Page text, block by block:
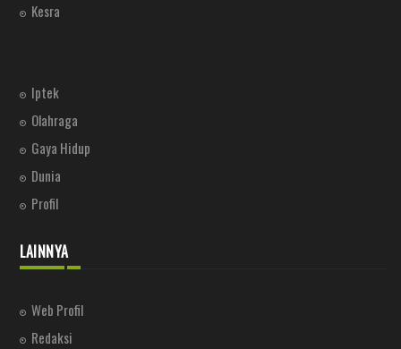
Kesra
Iptek
Olahraga
Gaya Hidup
Dunia
Profil
LAINNYA
Web Profil
Redaksi